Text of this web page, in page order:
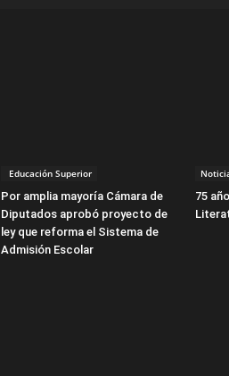
Educación Superior
Por amplia mayoría Cámara de
Diputados aprobó proyecto de
ley que reforma el Sistema de
Admisión Escolar
75